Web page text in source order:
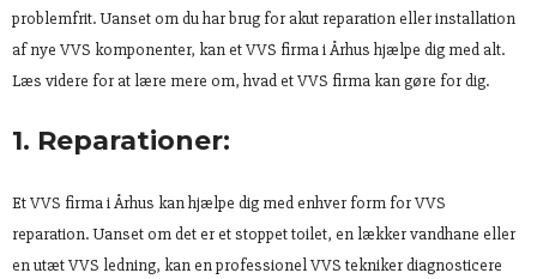
problemfrit. Uanset om du har brug for akut reparation eller installation
af nye VVS komponenter, kan et VVS firma i Århus hjælpe dig med alt.
Læs videre for at lære mere om, hvad et VVS firma kan gøre for dig.
1. Reparationer:
Et VVS firma i Århus kan hjælpe dig med enhver form for VVS
reparation. Uanset om det er et stoppet toilet, en lækker vandhane eller
en utæt VVS ledning, kan en professionel VVS tekniker diagnosticere